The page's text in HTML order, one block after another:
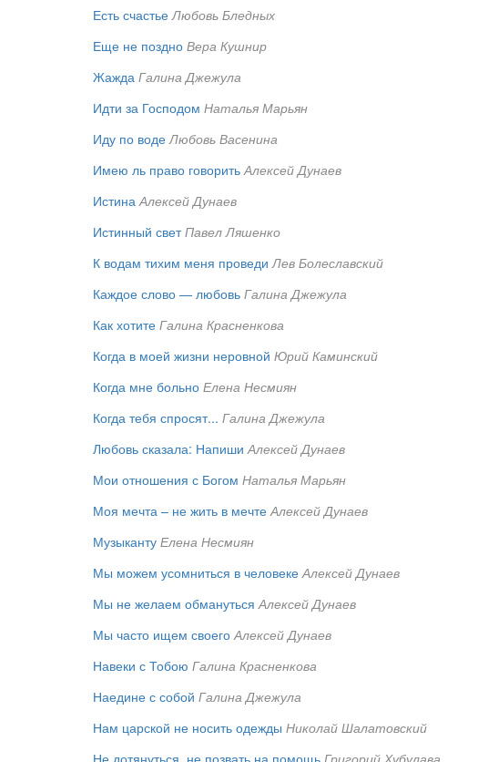
Есть счастье Любовь Бледных
Еще не поздно Вера Кушнир
Жажда Галина Джежула
Идти за Господом Наталья Марьян
Иду по воде Любовь Васенина
Имею ль право говорить Алексей Дунаев
Истина Алексей Дунаев
Истинный свет Павел Ляшенко
К водам тихим меня проведи Лев Болеславский
Каждое слово — любовь Галина Джежула
Как хотите Галина Красненкова
Когда в моей жизни неровной Юрий Каминский
Когда мне больно Елена Несмиян
Когда тебя спросят... Галина Джежула
Любовь сказала: Напиши Алексей Дунаев
Мои отношения с Богом Наталья Марьян
Моя мечта – не жить в мечте Алексей Дунаев
Музыканту Елена Несмиян
Мы можем усомниться в человеке Алексей Дунаев
Мы не желаем обмануться Алексей Дунаев
Мы часто ищем своего Алексей Дунаев
Навеки с Тобою Галина Красненкова
Наедине с собой Галина Джежула
Нам царской не носить одежды Николай Шалатовский
Не дотянуться, не позвать на помощь Григорий Хубулава